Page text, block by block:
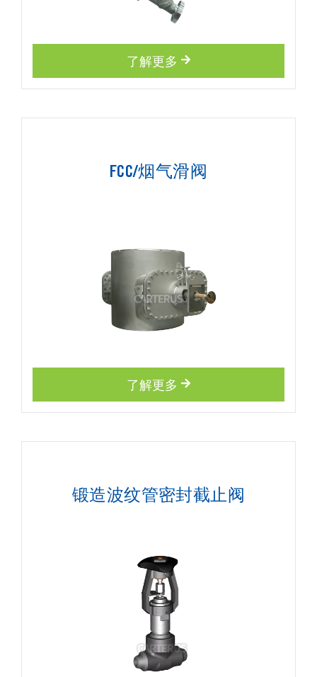
了解更多
FCC/烟气滑阀
了解更多
锻造波纹管密封截止阀